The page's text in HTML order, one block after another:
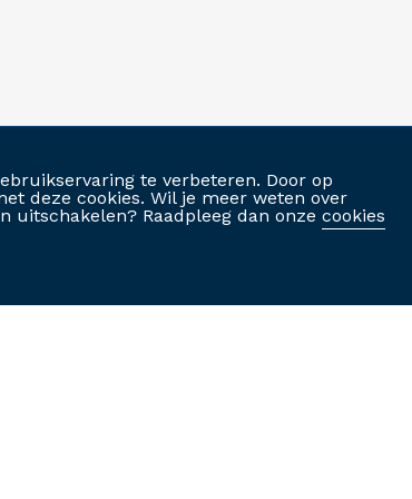
te verbeteren. Door op
deze cookies. Wil je meer weten over
uitschakelen? Raadpleeg dan onze cookies